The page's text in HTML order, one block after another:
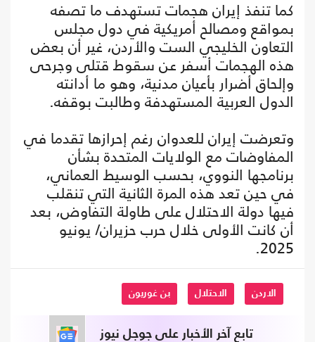
كما تنفذ إيران هجمات تستهدف ما تصفه
بمواقع ومصالح أمريكية في دول مجلس
التعاون الخليجي الست والأردن، غير أن بعض
هذه الهجمات أسفر عن سقوط قتلى وجرحى
وإلحاق أضرار بأعيان مدنية، وهو ما أدانته
الدول العربية المستهدفة وطالبت بوقفه.
وتعرضت إيران للعدوان رغم إحرازها تقدما في
المفاوضات مع الولايات المتحدة بشأن
برنامجها النووي، بحسب الوسيط العماني،
في حين تعد هذه المرة الثانية التي تنقلب
فيها دولة الاحتلال على طاولة التفاوض، بعد
أن كانت الأولى خلال حرب حزيران/ يونيو
2025.
الاردن الاحتلال بن غوريون
تابع آخر الأخبار على جوجل نيوز